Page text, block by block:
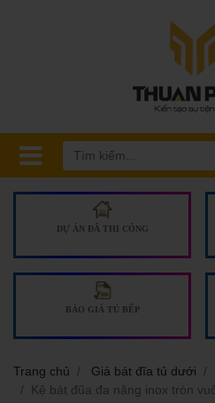
DỰ ÁN ĐÃ THI CÔNG
BÁO GIÁ TỦ BẾP
Trang chủ Giá bát đĩa tủ dưới
Kệ bát đũa đa năng inox tròn